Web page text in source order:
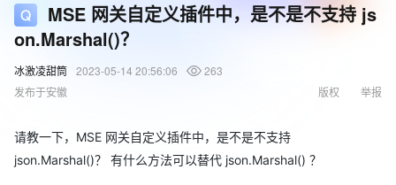
MSE 网关自定义插件中，是不是不支持 js
on.Marshal()？
冰激凌甜筒 2023-05-14 20:56:06
263
发布于安徽
举报
版权
请教一下，MSE 网关自定义插件中，是不是不支持
json.Marshal()？ 有什么方法可以替代 json.Marshal() ？